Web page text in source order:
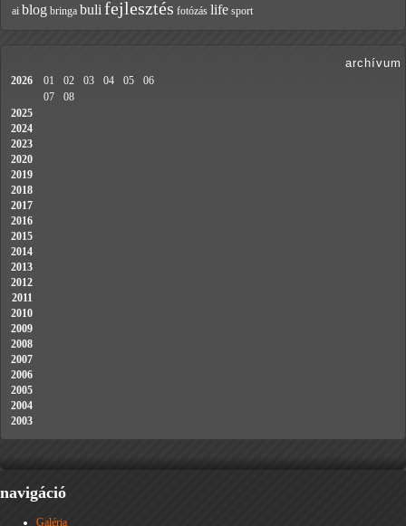
ai blog bringa buli fejlesztés fotózás life sport
archívum
2026 01 02 03 04 05
06
07
08
2025
2024
2023
2020
2019
2018
2017
2016
2015
2014
2013
2012
2011
2010
2009
2008
2007
2006
2005
2004
2003
navigáció
Galéria